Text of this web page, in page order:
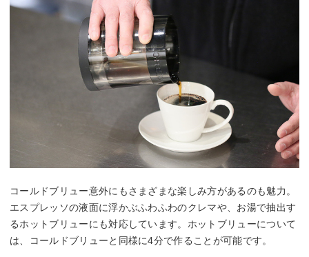
コールドブリュー意外にもさまざまな楽しみ方があるのも魅力。
エスプレッソの液面に浮かぶふわふわのクレマや、お湯で抽出す
るホットブリューにも対応しています。ホットブリューについて
は、コールドブリューと同様に4分で作ることが可能です。